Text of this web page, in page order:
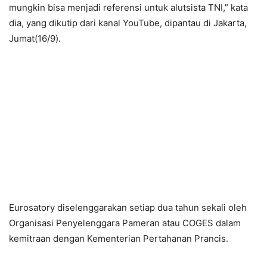
mungkin bisa menjadi referensi untuk alutsista TNI,” kata
dia, yang dikutip dari kanal YouTube, dipantau di Jakarta,
Jumat(16/9).
Eurosatory diselenggarakan setiap dua tahun sekali oleh
Organisasi Penyelenggara Pameran atau COGES dalam
kemitraan dengan Kementerian Pertahanan Prancis.